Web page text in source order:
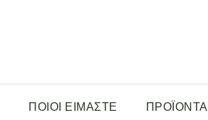
ΠΟΙΟΙ ΕΙΜΑΣΤΕ ΠΡΟΪΟΝΤΑ